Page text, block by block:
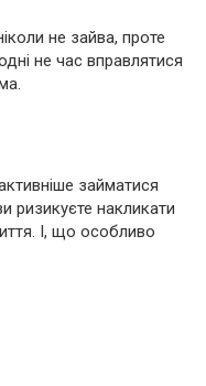
не зайва, проте
не час вправлятися
займатися
ризикуєте накликати
І, що особливо